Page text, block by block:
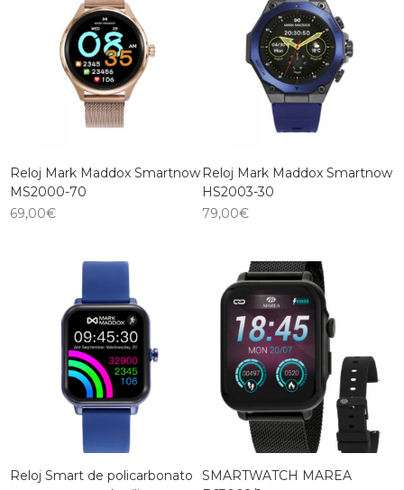
Reloj Mark Maddox Smartnow
MS2000-70
69,00€
Reloj Mark Maddox Smartnow
HS2003-30
79,00€
Reloj Smart de policarbonato
SMARTWATCH MAREA